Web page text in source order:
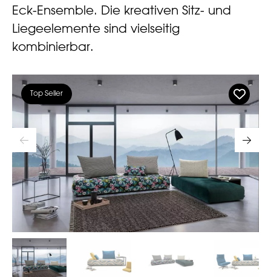
Eck-Ensemble. Die kreativen Sitz- und
Liegeelemente sind vielseitig
kombinierbar.
Top Seller